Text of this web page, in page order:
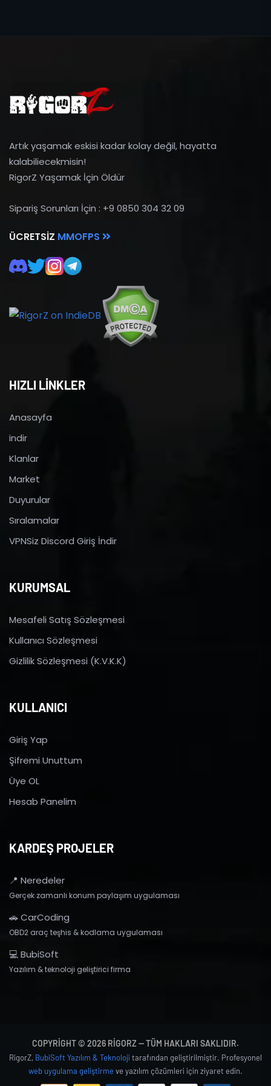
Artık yaşamak eskisi kadar kolay değil, hayatta
kalabiliecekmisin!
RigorZ Yaşamak İçin Öldür
Sipariş Sorunları İçin : +9 0850 304 32 09
ÜCRETSIZ MMOFPS
HIZLI LİNKLER
Anasayfa
indir
Klanlar
Market
Duyurular
Sıralamalar
VPNSiz Discord Giriş İndir
KURUMSAL
Mesafeli Satış Sözleşmesi
Kullanıcı Sözleşmesi
Gizlilik Sözleşmesi (K.V.K.K)
KULLANICI
Giriş Yap
Şifremi Unuttum
Üye OL
Hesab Panelim
KARDEŞ PROJELER
📍 Neredeler
Gerçek zamanlı konum paylaşım uygulaması
🚗 CarCoding
OBD2 araç teşhis & kodlama uygulaması
💻 BubiSoft
Yazılım & teknoloji geliştirici firma
COPYRIGHT © 2026 RIGORZ — TÜM HAKLARI SAKLIDIR.
RigorZ, BubiSoft Yazılım & Teknoloji tarafından geliştirilmiştir. Profesyonel
web uygulama geliştirmeve yazılım çözümleri için ziyaret edin.